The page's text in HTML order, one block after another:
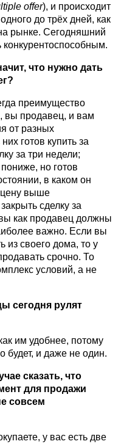
offer), и происходит
до трёх дней, как
рынке. Сегодняшний
конкурентоспособным.
что нужно дать
преимущество
вы продавец, и вам
от разных
готов купить за
за три недели;
но готов
в каком он
цену выше
сделку за
как продавец должны
важно. Если вы
из своего дома, то у
срочно. То
условий, а не
сегодня рулят
им удобнее, потому
будет, и даже не один.
сказать, что
для продажи
совсем
у вас есть две